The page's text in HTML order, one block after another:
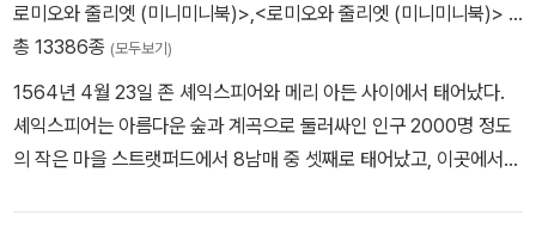
로미오와 줄리엣 (미니미니북)>,<로미오와 줄리엣 (미니미니북)> …
총 13386종 (모두보기)
1564년 4월 23일 존 셰익스피어와 메리 아든 사이에서 태어났다.
셰익스피어는 아름다운 숲과 계곡으로 둘러싸인 인구 2000명 정도
의 작은 마을 스트랫퍼드에서 8남매 중 셋째로 태어났고, 이곳에서